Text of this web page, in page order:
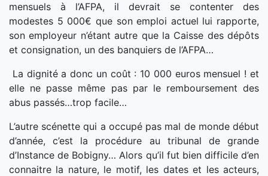
mensuels à l’AFPA, il devrait se contenter des
modestes 5 000€ que son emploi actuel lui rapporte,
son employeur n’étant autre que la Caisse des dépôts
et consignation, un des banquiers de l’AFPA…
La dignité a donc un coût : 10 000 euros mensuel ! et
elle ne passe même pas par le remboursement des
abus passés…trop facile…
L’autre scénette qui a occupé pas mal de monde début
d’année, c’est la procédure au tribunal de grande
d’Instance de Bobigny… Alors qu’il fut bien difficile d’en
connaitre la nature, le motif, les dates et les acteurs,